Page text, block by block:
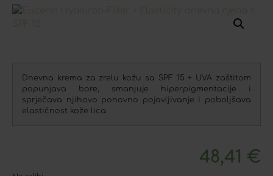
Dnevna krema za zrelu kožu sa SPF 15 + UVA zaštitom
popunjava bore, smanjuje hiperpigmentacije i
sprječava njihovo ponovno pojavljivanje i poboljšava
elastičnost kože lica.
48,41 €